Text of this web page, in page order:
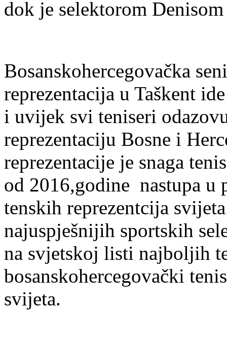
dok je selektorom
Bosanskohercegovačka
reprezentacija u Taškent
i uvijek svi teniseri
reprezentaciju Bosne i
reprezentacije je snaga
od 2016,godine nastupa
tenskih reprezentcija
najuspješnijih sportskih
na svjetskoj listi najboljih
bosanskohercegovački
svijeta.